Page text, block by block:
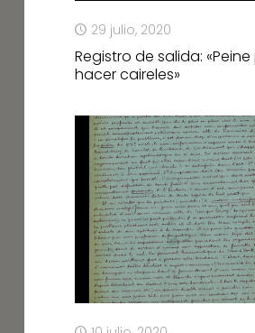
29 julio, 2020
Registro de salida:
hacer caireles»